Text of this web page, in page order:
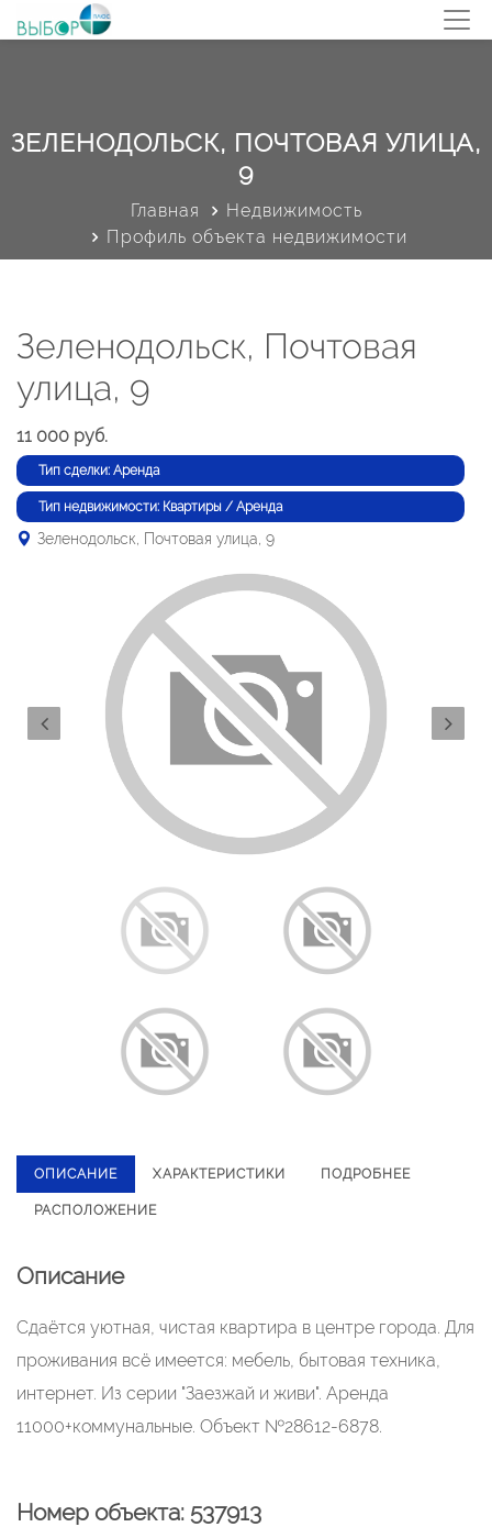
ЗЕЛЕНОДОЛЬСК, ПОЧТОВАЯ УЛИЦА,
9
Главная
Недвижимость
Профиль объекта недвижимости
Зеленодольск, Почтовая
улица, 9
11 000 руб.
Тип сделки: Аренда
Тип недвижимости: Квартиры / Аренда
Зеленодольск, Почтовая улица, 9
ОПИСАНИЕ ХАРАКТЕРИСТИКИ ПОДРОБНЕЕ
РАСПОЛОЖЕНИЕ
Описание
Сдаётся уютная, чистая квартира в центре города. Для
проживания всё имеется: мебель, бытовая техника,
интернет. Из серии "Заезжай и живи". Аренда
11000+коммунальные. Объект №28612-6878.
Номер объекта: 537913